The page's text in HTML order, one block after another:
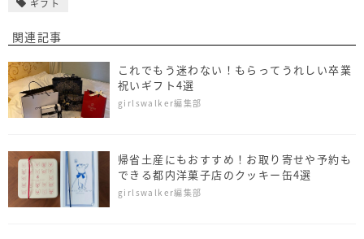
ギフト
関連記事
これでもう迷わない！もらってうれしい卒業
祝いギフト4選
girlswalker編集部
帰省土産にもおすすめ！お取り寄せや予約も
できる都内洋菓子店のクッキー缶4選
girlswalker編集部